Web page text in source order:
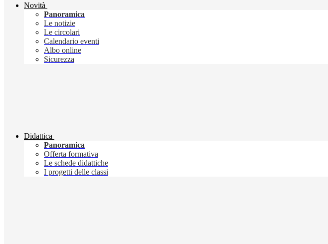
Novità
Panoramica
Le notizie
Le circolari
Calendario eventi
Albo online
Sicurezza
Didattica
Panoramica
Offerta formativa
Le schede didattiche
I progetti delle classi